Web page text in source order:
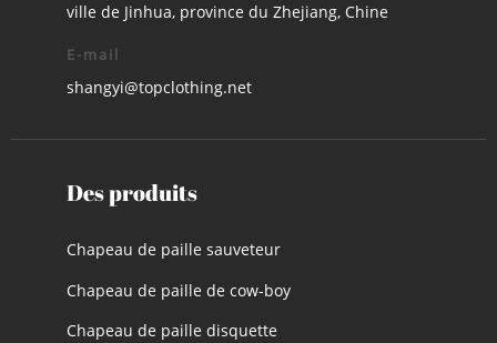
ville de Jinhua, province du Zhejiang, Chine
E-mail
shangyi@topclothing.net
Des produits
Chapeau de paille sauveteur
Chapeau de paille de cow-boy
Chapeau de paille disquette